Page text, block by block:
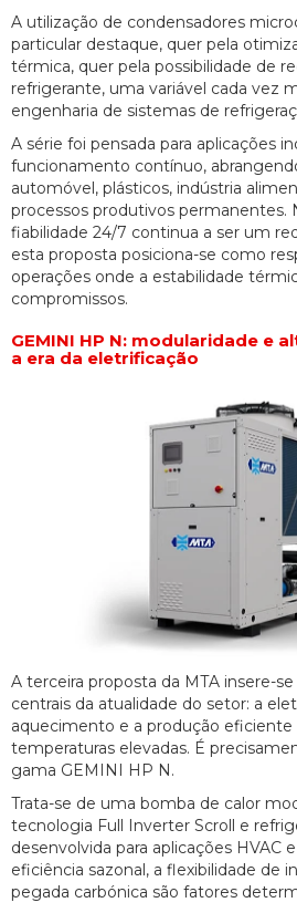
A utilização de condensadores
particular destaque, quer pela
térmica, quer pela possibilidade de
refrigerante, uma variável cada vez
engenharia de sistemas de
A série foi pensada para aplicações
funcionamento contínuo,
automóvel, plásticos, indústria
processos produtivos permanentes.
fiabilidade 24/7 continua a ser um
esta proposta posiciona-se como
operações onde a estabilidade
compromissos.
GEMINI HP N: modularidade e
a era da eletrificação
A terceira proposta da MTA insere-
centrais da atualidade do setor: a
aquecimento e a produção
temperaturas elevadas. É
gama GEMINI HP N.
Trata-se de uma bomba de calor
tecnologia Full Inverter Scroll e
desenvolvida para aplicações HVAC
eficiência sazonal, a flexibilidade de
pegada carbónica são fatores